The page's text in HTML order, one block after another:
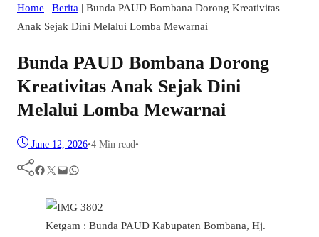
Home | Berita | Bunda PAUD Bombana Dorong Kreativitas
Anak Sejak Dini Melalui Lomba Mewarnai
Bunda PAUD Bombana Dorong
Kreativitas Anak Sejak Dini
Melalui Lomba Mewarnai
June 12, 2026•4 Min read•
Facebook Twitter Mail WhatsApp
Ketgam : Bunda PAUD Kabupaten Bombana, Hj.